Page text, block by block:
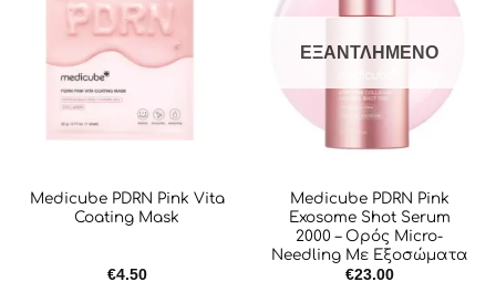
Medicube PDRN Pink Vita
Coating Mask
€4.50
ΕΞΑΝΤΛΗΜΈΝΟ
Medicube PDRN Pink
Exosome Shot Serum
2000 – Ορός Micro-
Needling Με Εξοσώματα
€23.00